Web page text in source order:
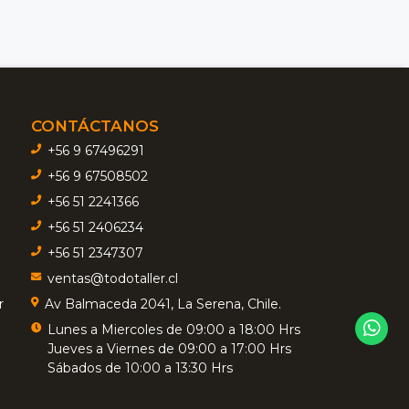
CONTÁCTANOS
+56 9 67496291
+56 9 67508502
+56 51 2241366
+56 51 2406234
+56 51 2347307
ventas@todotaller.cl
Av Balmaceda 2041, La Serena, Chile.
Lunes a Miercoles de 09:00 a 18:00 Hrs
Jueves a Viernes de 09:00 a 17:00 Hrs
Sábados de 10:00 a 13:30 Hrs